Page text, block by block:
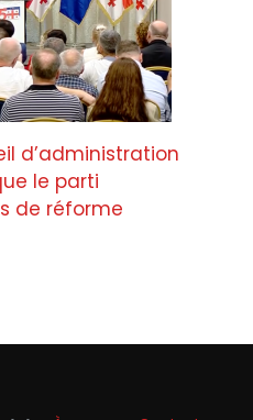
d’administration
le parti
de réforme